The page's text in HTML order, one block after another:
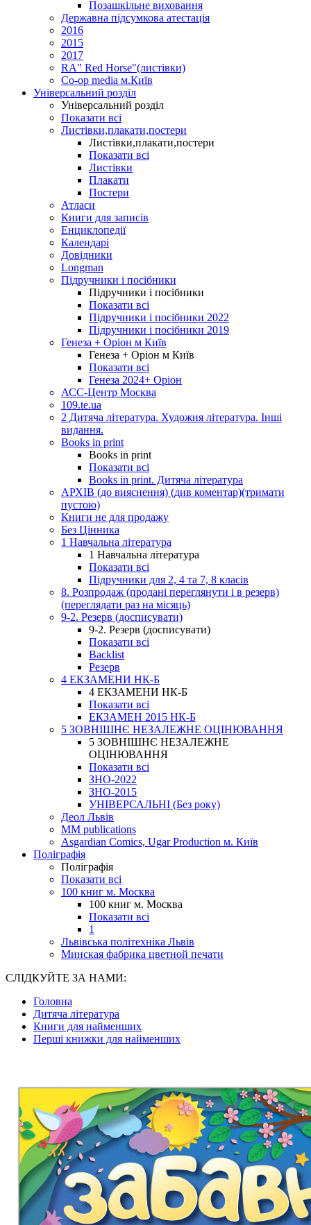
Позашкільне виховання
Державна підсумкова атестація
2016
2015
2017
RA" Red Horse"(листівки)
Co-op media м.Київ
Універсальний розділ
Універсальний розділ
Показати всі
Листівки,плакати,постери
Листівки,плакати,постери
Показати всі
Листівки
Плакати
Постери
Атласи
Книги для записів
Енциклопедії
Календарі
Довідники
Longman
Підручники і посібники
Підручники і посібники
Показати всі
Підручники і посібники 2022
Підручники і посібники 2019
Генеза + Оріон м Київ
Генеза + Оріон м Київ
Показати всі
Генеза 2024+ Оріон
АСС-Центр Москва
109.te.ua
2 Дитяча література. Художня література. Інші
видання.
Books in print
Books in print
Показати всі
Books in print. Дитяча література
АРХІВ (до вияснення) (див коментар)(тримати
пустою)
Книги не для продажу
Без Цінника
1 Навчальна література
1 Навчальна література
Показати всі
Підручники для 2, 4 та 7, 8 класів
8. Розпродаж (продані переглянути і в резерв)
(переглядати раз на місяць)
9-2. Резерв (досписувати)
9-2. Резерв (досписувати)
Показати всі
Backlist
Резерв
4 ЕКЗАМЕНИ НК-Б
4 ЕКЗАМЕНИ НК-Б
Показати всі
ЕКЗАМЕН 2015 НК-Б
5 ЗОВНІШНЄ НЕЗАЛЕЖНЕ ОЦІНЮВАННЯ
5 ЗОВНІШНЄ НЕЗАЛЕЖНЕ
ОЦІНЮВАННЯ
Показати всі
ЗНО-2022
ЗНО-2015
УНІВЕРСАЛЬНІ (Без року)
Деол Львів
MM publications
Asgardian Comics, Ugar Production м. Київ
Поліграфія
Поліграфія
Показати всі
100 книг м. Москва
100 книг м. Москва
Показати всі
1
Львівська політехніка Львів
Минская фабрика цветной печати
СЛІДКУЙТЕ ЗА НАМИ:
Головна
Дитяча література
Книги для найменших
Перші книжки для найменших